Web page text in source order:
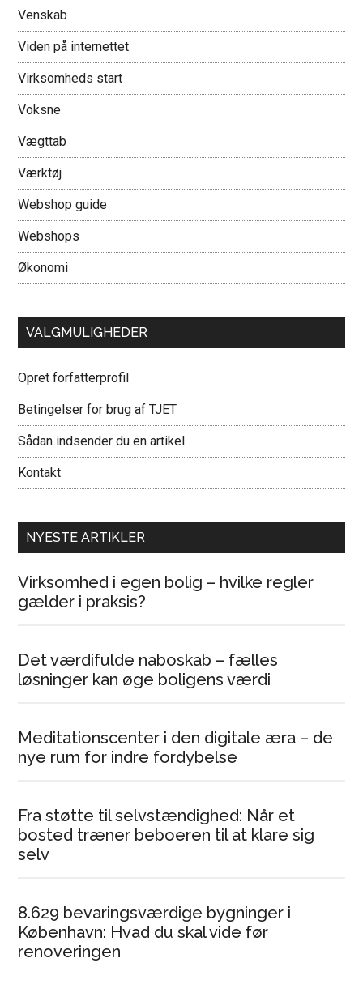
Venskab
Viden på internettet
Virksomheds start
Voksne
Vægttab
Værktøj
Webshop guide
Webshops
Økonomi
VALGMULIGHEDER
Opret forfatterprofil
Betingelser for brug af TJET
Sådan indsender du en artikel
Kontakt
NYESTE ARTIKLER
Virksomhed i egen bolig – hvilke regler
gælder i praksis?
Det værdifulde naboskab – fælles
løsninger kan øge boligens værdi
Meditationscenter i den digitale æra – de
nye rum for indre fordybelse
Fra støtte til selvstændighed: Når et
bosted træner beboeren til at klare sig
selv
8.629 bevaringsværdige bygninger i
København: Hvad du skal vide før
renoveringen